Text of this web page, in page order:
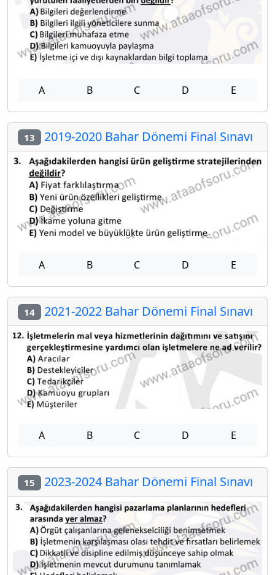
A B C D E
13 2019-2020 Bahar Dönemi Final Sınavı
A B C D E
14 2021-2022 Bahar Dönemi Final Sınavı
A B C D E
15 2023-2024 Bahar Dönemi Final Sınavı